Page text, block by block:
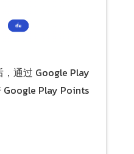
，通过 Google Play
Google Play Points